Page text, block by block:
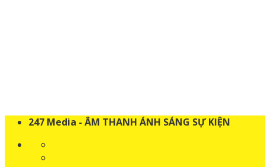
247 Media - ÂM THANH ÁNH SÁNG SỰ KIỆN